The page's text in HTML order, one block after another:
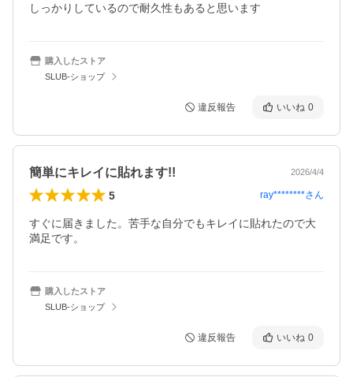
しっかりしているので耐久性もあると思います
購入したストア
SLUB-ショップ
違反報告 いいね 0
簡単にキレイに貼れます!! 2026/4/4
5 ray********さん
すぐに届きました。苦手な自分でもキレイに貼れたので大
満足です。
購入したストア
SLUB-ショップ
違反報告 いいね 0